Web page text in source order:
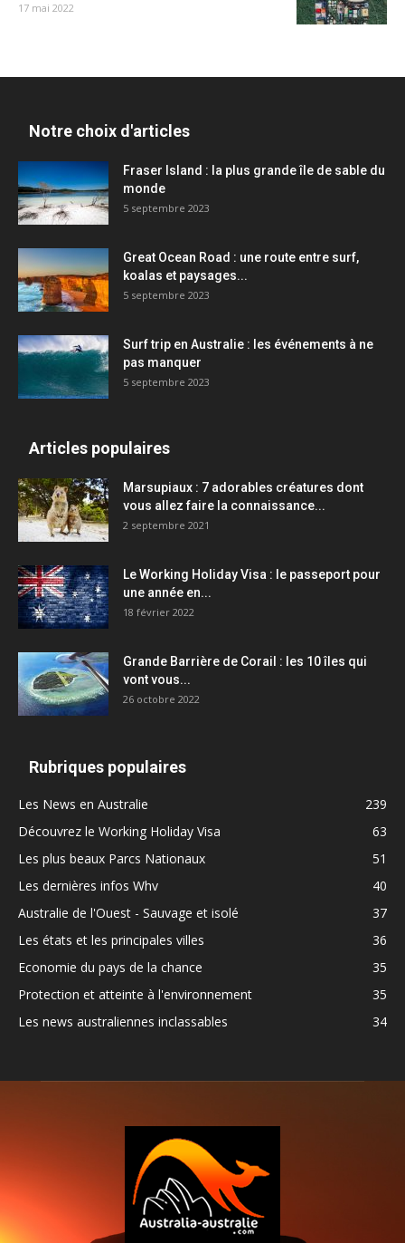
17 mai 2022
Notre choix d'articles
Fraser Island : la plus grande île de sable du
monde
5 septembre 2023
Great Ocean Road : une route entre surf,
koalas et paysages...
5 septembre 2023
Surf trip en Australie : les événements à ne
pas manquer
5 septembre 2023
Articles populaires
Marsupiaux : 7 adorables créatures dont
vous allez faire la connaissance...
2 septembre 2021
Le Working Holiday Visa : le passeport pour
une année en...
18 février 2022
Grande Barrière de Corail : les 10 îles qui
vont vous...
26 octobre 2022
Rubriques populaires
Les News en Australie
239
Découvrez le Working Holiday Visa
63
Les plus beaux Parcs Nationaux
51
Les dernières infos Whv
40
Australie de l'Ouest - Sauvage et isolé
37
Les états et les principales villes
36
Economie du pays de la chance
35
Protection et atteinte à l'environnement
35
Les news australiennes inclassables
34